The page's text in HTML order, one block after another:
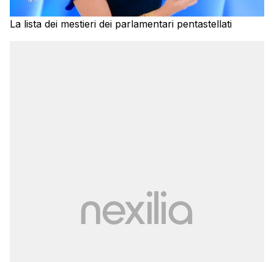
La lista dei mestieri dei parlamentari pentastellati